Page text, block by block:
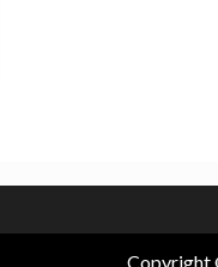
Copyright